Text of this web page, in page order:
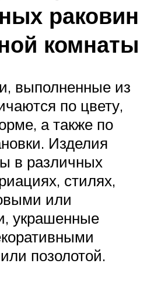
раковин
комнаты
выполненные из
по цвету,
а также по
Изделия
в различных
стилях,
или
украшенные
позолотой.